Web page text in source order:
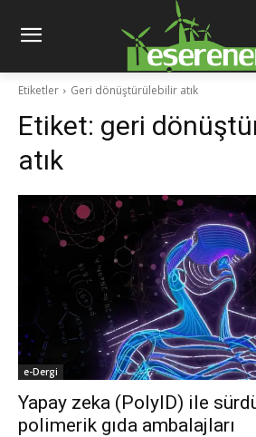
Etiketler Geri dönüştürülebilir atık
Etiket: geri
atık
e-Dergi
Yapay zeka (PolyID) ile
polimerik gıda ambalajları